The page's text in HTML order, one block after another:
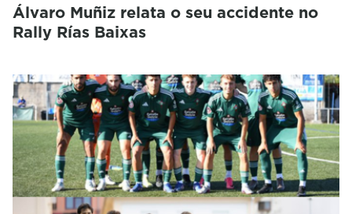
Álvaro Muñiz relata o seu accidente no
Rally Rías Baixas